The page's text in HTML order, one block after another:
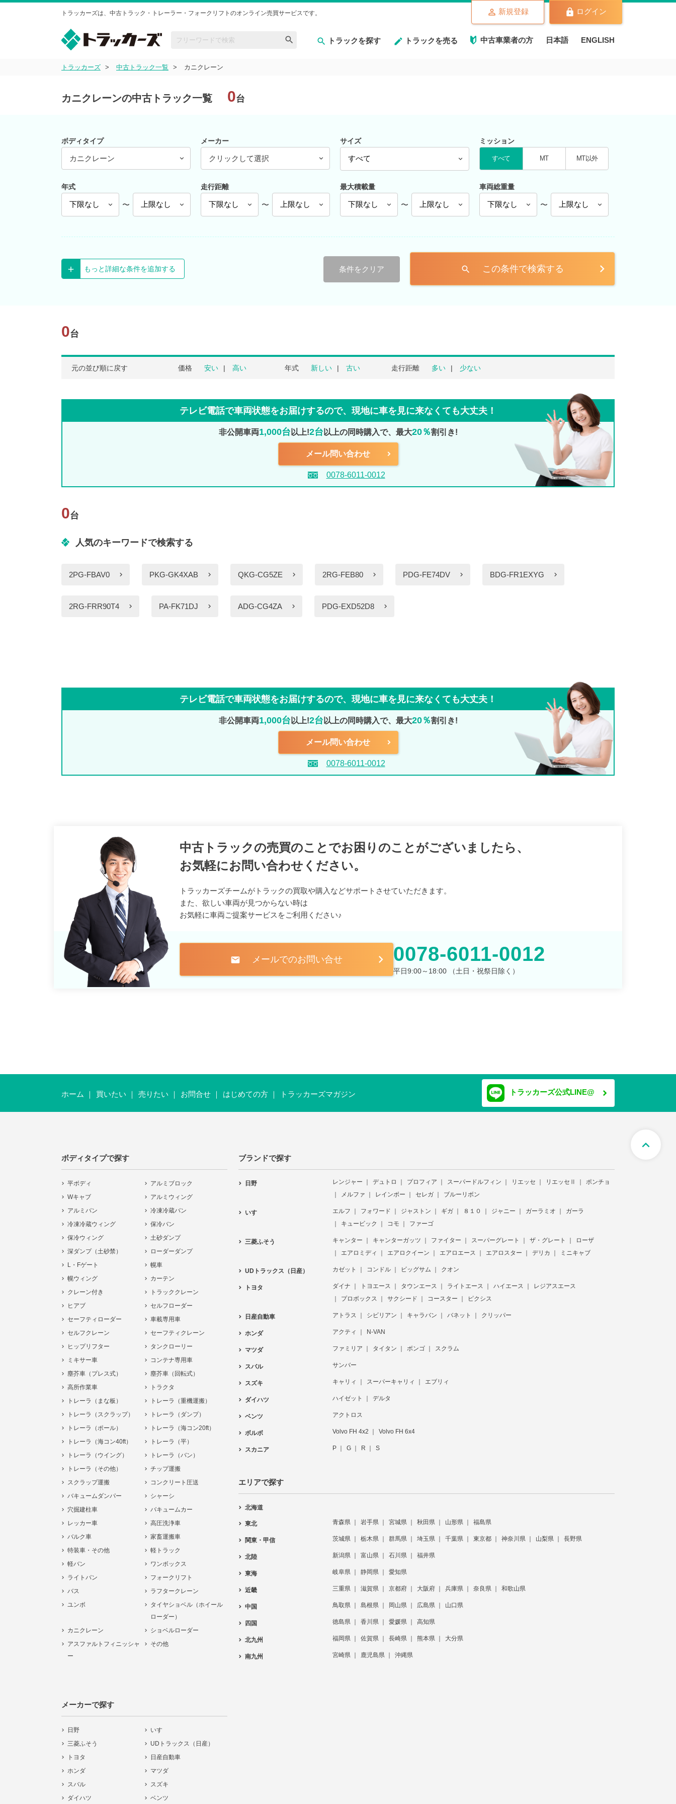
トラッカーズは、中古トラック・トレーラー・フォークリフトのオンライン売買サービスです。
トラックを探す トラックを売る 中古車業者の方 日本語 ENGLISH
新規登録 ログイン
トラッカーズ 中古トラック一覧 カニクレーン
カニクレーンの中古トラック一覧 0台
ボディタイプ
カニクレーン
メーカー
クリックして選択
サイズ ミッション
すべて MT MT以外
年式
〜
走行距離
〜
最大積載量
〜
車両総重量
〜
もっと詳細な条件を追加する 条件をクリア search この条件で検索する
0台
元の並び順に戻す 価格 安い 高い 年式 新しい 古い 走行距離 多い 少ない
テレビ電話で車両状態をお届けするので、 現地に車を見に来なくても大丈夫！
非公開車両1,000台 以上!2台 以上の同時購入で、最大20％割引き!
メール問い合わせ
0078-6011-0012
0台
人気のキーワードで検索する
2PG-FBAV0 PKG-GK4XAB QKG-CG5ZE 2RG-FEB80 PDG-FE74DV BDG-FR1EXYG
2RG-FRR90T4 PA-FK71DJ ADG-CG4ZA PDG-EXD52D8
テレビ電話で車両状態をお届けするので、 現地に車を見に来なくても大丈夫！
非公開車両1,000台 以上!2台 以上の同時購入で、最大20％割引き!
メール問い合わせ
0078-6011-0012
中古トラックの売買のことでお困りのことがございましたら、
お気軽にお問い合わせください。
トラッカーズチームがトラックの買取や購入などサポートさせていただきます。
また、欲しい車両が見つからない時は
お気軽に車両ご提案サービスをご利用ください♪
mail メールでのお問い合せ 0078-6011-0012
平日9:00～18:00 （土日・祝祭日除く）
expand_less
ホーム 買いたい 売りたい お問合せ はじめての方 トラッカーズマガジン トラッカーズ公式LINE@
ボディタイプで探す
平ボディ
アルミブロック
Wキャブ
アルミウィング
アルミバン
冷凍冷蔵バン
冷凍冷蔵ウィング
保冷バン
保冷ウィング
土砂ダンプ
深ダンプ（土砂禁）
ローダーダンプ
L・Fゲート
幌車
幌ウィング
カーテン
クレーン付き
トラッククレーン
ヒアブ
セルフローダー
セーフティローダー
車載専用車
セルフクレーン
セーフティクレーン
ヒップリフター
タンクローリー
ミキサー車
コンテナ専用車
塵芥車（プレス式）
塵芥車（回転式）
高所作業車
トラクタ
トレーラ（まな板）
トレーラ（重機運搬）
トレーラ（スクラップ）
トレーラ（ダンプ）
トレーラ（ポール）
トレーラ（海コン20ft）
トレーラ（海コン40ft）
トレーラ（平）
トレーラ（ウイング）
トレーラ（バン）
トレーラ（その他）
チップ運搬
スクラップ運搬
コンクリート圧送
バキュームダンパー
シャーシ
穴掘建柱車
バキュームカー
レッカー車
高圧洗浄車
バルク車
家畜運搬車
特装車・その他
軽トラック
軽バン
ワンボックス
ライトバン
フォークリフト
バス
ラフタークレーン
ユンボ
タイヤショベル（ホイール
ローダー）
カニクレーン
ショベルローダー
アスファルトフィニッシャ
ー
その他
メーカーで探す
日野
いすゞ
三菱ふそう
UDトラックス（日産）
トヨタ
日産自動車
ホンダ
マツダ
スバル
スズキ
ダイハツ
ベンツ
ブランドで探す
日野 レンジャー デュトロ プロフィア スーパードルフィン リエッセ リエッセⅡ
ポンチョ
メルファ
レインボー セレガ ブルーリボン
いすゞ エルフ フォワード ジャストン ギガ ８１０ ジャニー ガーラミオ
ガーラ
キュービック
コモ ファーゴ
三菱ふそう キャンター キャンターガッツ ファイター スーパーグレート ザ・グレート
ローザ
エアロミディ
エアロクイーン エアロエース エアロスター デリカ ミニキャブ
UDトラックス（日産） カゼット コンドル ビッグサム クオン
トヨタ ダイナ トヨエース タウンエース ライトエース ハイエース
レジアスエース
プロボックス
サクシード コースター ピクシス
日産自動車 アトラス シビリアン キャラバン バネット クリッパー
ホンダ アクティ N-VAN
マツダ ファミリア タイタン ボンゴ スクラム
スバル サンバー
スズキ キャリィ スーパーキャリィ エブリィ
ダイハツ ハイゼット デルタ
ベンツ アクトロス
ボルボ Volvo FH 4x2 Volvo FH 6x4
スカニア P G R S
エリアで探す
北海道
東北 青森県 岩手県 宮城県 秋田県 山形県 福島県
関東・甲信 茨城県 栃木県 群馬県 埼玉県 千葉県 東京都 神奈川県 山梨県 長野県
北陸 新潟県 富山県 石川県 福井県
東海 岐阜県 静岡県 愛知県
近畿 三重県 滋賀県 京都府 大阪府 兵庫県 奈良県 和歌山県
中国 鳥取県 島根県 岡山県 広島県 山口県
四国 徳島県 香川県 愛媛県 高知県
北九州 福岡県 佐賀県 長崎県 熊本県 大分県
南九州 宮崎県 鹿児島県 沖縄県